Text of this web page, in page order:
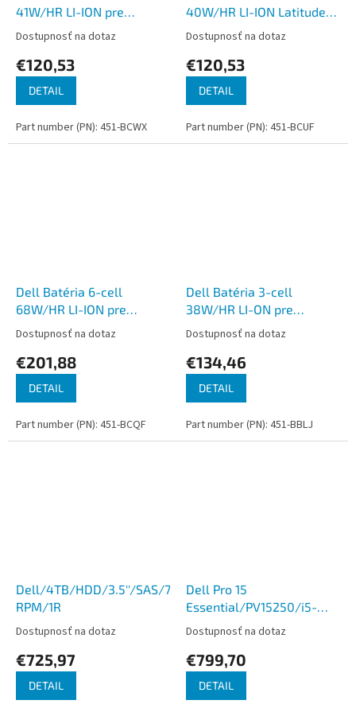
41W/HR LI-ION pre
Latitude 5430, 5530,
7430, 7530
Dostupnosť na dotaz
€120,53
DETAIL
Part number (PN): 451-BCWX
40W/HR LI-ION Latitude
7320
Dostupnosť na dotaz
€120,53
DETAIL
Part number (PN): 451-BCUF
Dell Batéria 6-cell
68W/HR LI-ION pre
Precision 7550, 7560,
7750, 7760
Dostupnosť na dotaz
€201,88
DETAIL
Part number (PN): 451-BCQF
Dell Batéria 3-cell
38W/HR LI-ON pre
Latitude
Dostupnosť na dotaz
€134,46
DETAIL
Part number (PN): 451-BBLJ
Dell/4TB/HDD/3.5''/SAS/7200
RPM/1R
Dostupnosť na dotaz
€725,97
DETAIL
Dell Pro 15
Essential/PV15250/i5-
1334U/15,6''/FHD/16GB/
int/W11P/Black/3R NBD
Dostupnosť na dotaz
€799,70
DETAIL